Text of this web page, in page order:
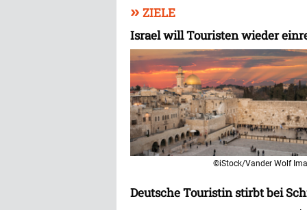
» ZIELE
Israel will Touristen wieder
©iStock/Vander Wolf
Deutsche Touristin stirbt bei